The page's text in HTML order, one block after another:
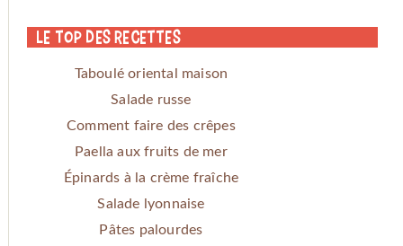
Le Top des Recettes
Taboulé oriental maison
Salade russe
Comment faire des crêpes
Paella aux fruits de mer
Épinards à la crème fraîche
Salade lyonnaise
Pâtes palourdes